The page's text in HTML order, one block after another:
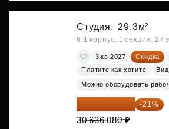
Студия, 29.3м²
6.1 корпус, 1 секция, 27
3 кв 2027 Скидка
Платите как хотите
Можно оборудовать
24 202 503 ₽ -21%
30 636 080 ₽